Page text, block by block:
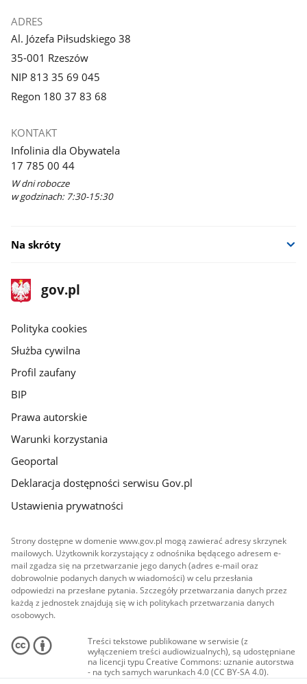
ADRES
Al. Józefa Piłsudskiego 38
35-001 Rzeszów
NIP 813 35 69 045
Regon 180 37 83 68
KONTAKT
Infolinia dla Obywatela
17 785 00 44
W dni robocze
w godzinach: 7:30-15:30
Na skróty
stopka
gov.pl
Strona
gov.pl
gov.pl
Polityka cookies
Służba cywilna
Profil zaufany
BIP
Prawa autorskie
Warunki korzystania
Geoportal
Deklaracja dostępności serwisu Gov.pl
Ustawienia prywatności
Strony dostępne w domenie www.gov.pl mogą zawierać adresy skrzynek
mailowych. Użytkownik korzystający z odnośnika będącego adresem e-
mail zgadza się na przetwarzanie jego danych (adres e-mail oraz
dobrowolnie podanych danych w wiadomości) w celu przesłania
odpowiedzi na przesłane pytania. Szczegóły przetwarzania danych przez
każdą z jednostek znajdują się w ich politykach przetwarzania danych
osobowych.
Treści tekstowe publikowane w serwisie (z
wyłączeniem treści audiowizualnych), są udostępniane
na licencji typu Creative Commons: uznanie autorstwa
- na tych samych warunkach 4.0 (CC BY-SA 4.0).